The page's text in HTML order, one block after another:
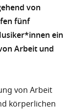
von
fünf
ein
Arbeit und
von Arbeit
körperlichen